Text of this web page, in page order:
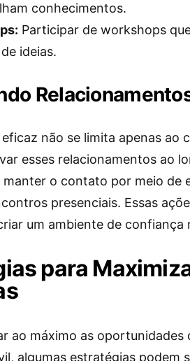
conhecimentos.
Participar de workshops
ideias.
não se limita apenas ao
esses relacionamentos ao
manter o contato por meio de
presenciais. Essas
um ambiente de confiança
para
ao máximo as
algumas estratégias podem